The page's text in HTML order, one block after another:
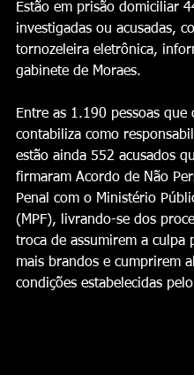
Estão em prisão domiciliar
investigadas ou acusadas,
tornozeleira eletrônica,
gabinete de Moraes.
Entre as 1.190 pessoas que
contabiliza como
estão ainda 552 acusados
firmaram Acordo de Não
Penal com o Ministério
(MPF), livrando-se dos
troca de assumirem a culpa
mais brandos e cumprirem
condições estabelecidas